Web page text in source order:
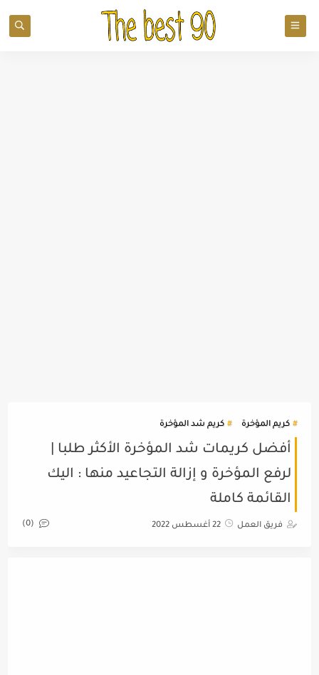
كريم المؤخرة كريم شد المؤخرة
أفضل كريمات شد المؤخرة الأكثر طلبا |
لرفع المؤخرة و إزالة التجاعيد منها : اليك
القائمة كاملة
فريق العمل 22 أغسطس 2022 (0)